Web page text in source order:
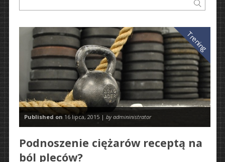
Trening
Published on 16 lipca, 2015 | by admininistrator
Podnoszenie ciężarów receptą na
ból pleców?